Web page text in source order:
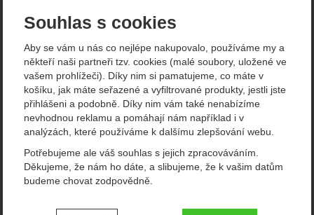
Souhlas s cookies
Aby se vám u nás co nejlépe nakupovalo, používáme my a
někteří naši partneři tzv. cookies (malé soubory, uložené ve
vašem prohlížeči). Díky nim si pamatujeme, co máte v
košíku, jak máte seřazené a vyfiltrované produkty, jestli jste
přihlášeni a podobně. Díky nim vám také nenabízíme
nevhodnou reklamu a pomáhají nám například i v
analýzách, které používáme k dalšímu zlepšování webu.
Potřebujeme ale váš souhlas s jejich zpracováváním.
Děkujeme, že nám ho dáte, a slibujeme, že k vašim datům
budeme chovat zodpovědně.
Nastavení souhlasů s kategoriemi
Gerber Paraframe I FE
Fotografie
Původní cena:
860Kč
(604,13Kč
bez DPH)